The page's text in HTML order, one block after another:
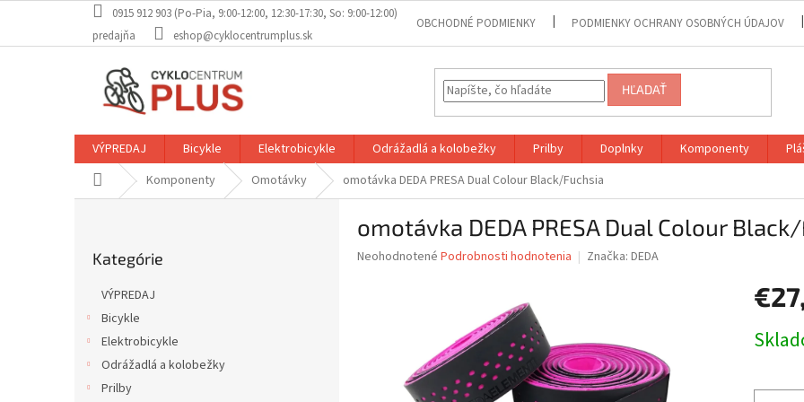
obsah
0915 912 903 (Po-Pia, 9:00-12:00, 12:30-17:30, So: 9:00-12:00)
predajňa
eshop@cyklocentrumplus.sk
OBCHODNÉ PODMIENKY PODMIENKY OCHRANY OSOBNÝCH ÚDAJOV
HĽADAŤ
VÝPREDAJ Bicykle Elektrobicykle Odrážadlá a kolobežky Prilby Doplnky Komponenty
DomovKomponenty Omotávky omotávka DEDA PRESA Dual Colour Black/Fuchsia
kategórie
Kategórie
VÝPREDAJ
Bicykle
Elektrobicykle
Odrážadlá a kolobežky
Prilby
omotávka DEDA PRESA Dual Colour
Priemerné
hviezdičiek.
Neohodnotené Podrobnosti hodnotenia Značka: DEDA
cena: